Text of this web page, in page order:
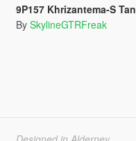
9P157 Khrizantema-S Tank
By SkylineGTRFreak